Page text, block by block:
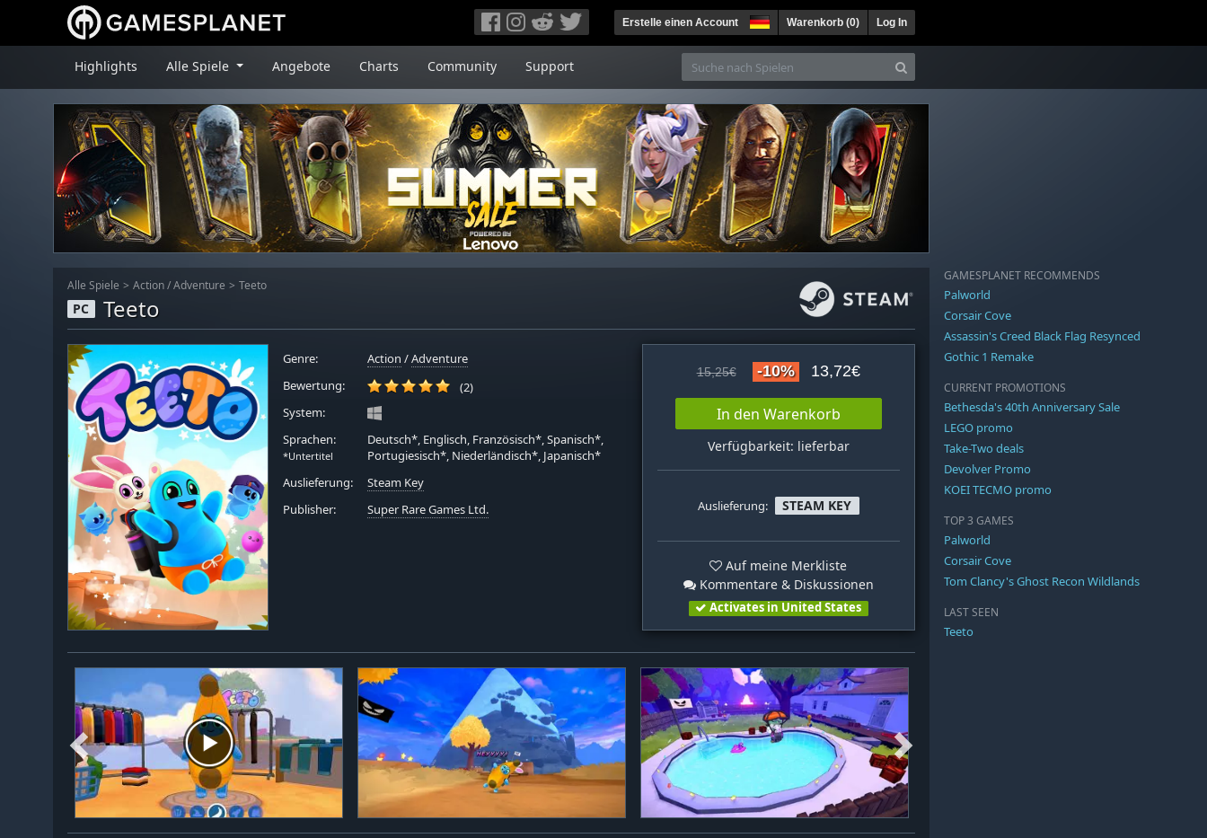
Erstelle einen Account Warenkorb (0) Log In
Highlights Alle Spiele Angebote Charts Community Support
Alle Spiele Action / Adventure Teeto
PC Teeto
Genre: Action /Adventure
Bewertung:
(2)
System:
Sprachen:
*Untertitel
Deutsch*, Englisch, Französisch*, Spanisch*,
Portugiesisch*, Niederländisch*, Japanisch*
Auslieferung:
Steam Key
Publisher:
Super Rare Games Ltd.
15,25€ -10% 13,72€
In den Warenkorb
Verfügbarkeit: lieferbar
Auslieferung: STEAM KEY
Auf meine Merkliste
Kommentare & Diskussionen
Activates in United States
GAMESPLANET RECOMMENDS
Palworld
Corsair Cove
Assassin's Creed Black Flag Resynced
Gothic 1 Remake
CURRENT PROMOTIONS
Bethesda's 40th Anniversary Sale
LEGO promo
Take-Two deals
Devolver Promo
KOEI TECMO promo
TOP 3 GAMES
Palworld
Corsair Cove
Tom Clancy's Ghost Recon Wildlands
LAST SEEN
Teeto